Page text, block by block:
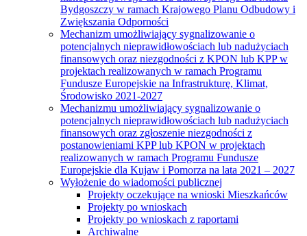
Bydgoszczy w ramach Krajowego Planu Odbudowy i
Zwiększania Odporności
Mechanizm umożliwiający sygnalizowanie o
potencjalnych nieprawidłowościach lub nadużyciach
finansowych oraz niezgodności z KPON lub KPP w
projektach realizowanych w ramach Programu
Fundusze Europejskie na Infrastrukturę, Klimat,
Środowisko 2021-2027
Mechanizmu umożliwiający sygnalizowanie o
potencjalnych nieprawidłowościach lub nadużyciach
finansowych oraz zgłoszenie niezgodności z
postanowieniami KPP lub KPON w projektach
realizowanych w ramach Programu Fundusze
Europejskie dla Kujaw i Pomorza na lata 2021 – 2027
Wyłożenie do wiadomości publicznej
Projekty oczekujące na wnioski Mieszkańców
Projekty po wnioskach
Projekty po wnioskach z raportami
Archiwalne